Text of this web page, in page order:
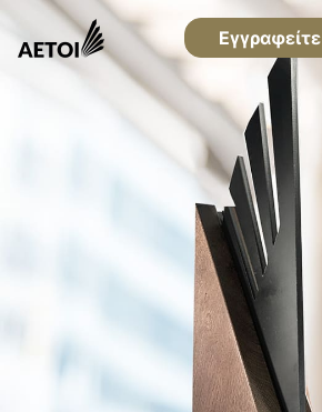
Εγγραφείτε